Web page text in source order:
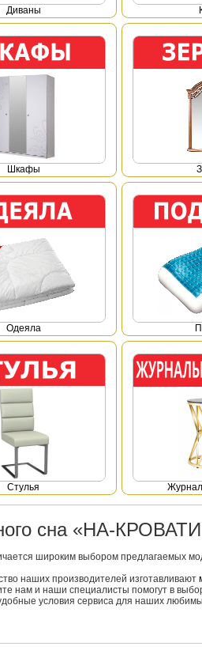
Диваны
Шкафы
Одеяла
Стулья
сна «НА-
широким выбором предлагаемых
наших производителей изготавливают
нам и наши специалисты помогут в
условия сервиса для наших